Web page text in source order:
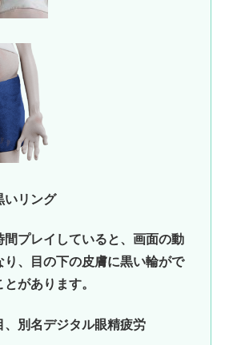
いリング
間プレイしていると、画面の動
り、目の下の皮膚に黒い輪がで
があります。
、別名デジタル眼精疲労